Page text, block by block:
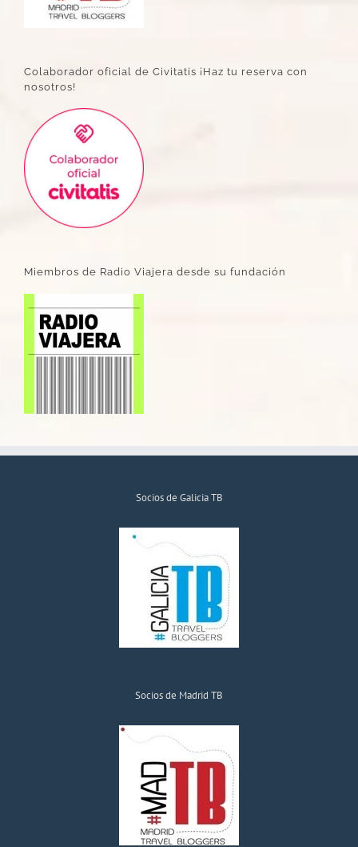
Colaborador oficial de Civitatis ¡Haz tu reserva con
nosotros!
Miembros de Radio Viajera desde su fundación
Socios de Galicia TB
Socios de Madrid TB